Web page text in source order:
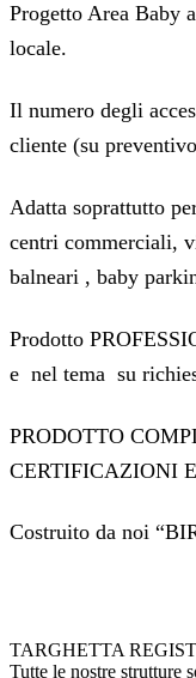
Progetto Area Baby
locale.
Il numero degli
cliente (su
Adatta soprattutto
centri commerciali,
balneari , baby
Prodotto
e nel tema su
PRODOTTO
CERTIFICAZIONI
Costruito da noi
TARGHETTA
Tutte le nostre strutture